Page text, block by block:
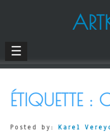
☰
ÉTIQUETTE :
Posted by: Karel